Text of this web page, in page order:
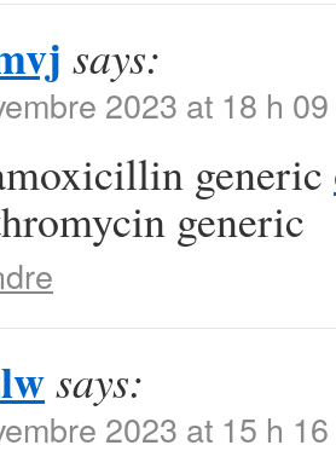
says:
2023 at 18 h
generic
generic
says:
2023 at 15 h